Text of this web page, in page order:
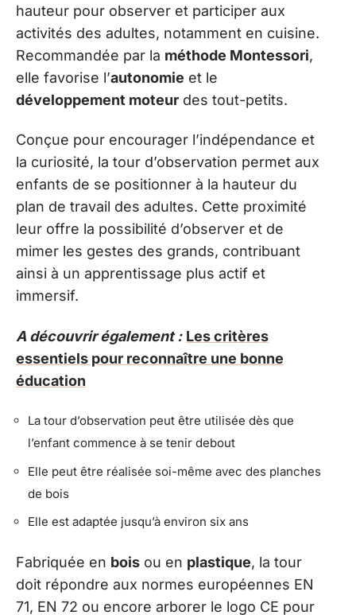
hauteur pour observer et participer aux
activités des adultes, notamment en cuisine.
Recommandée par la méthode Montessori,
elle favorise l’autonomie et le
développement moteur des tout-petits.
Conçue pour encourager l’indépendance et
la curiosité, la tour d’observation permet aux
enfants de se positionner à la hauteur du
plan de travail des adultes. Cette proximité
leur offre la possibilité d’observer et de
mimer les gestes des grands, contribuant
ainsi à un apprentissage plus actif et
immersif.
A découvrir également : Les critères
essentiels pour reconnaître une bonne
éducation
La tour d’observation peut être utilisée dès que
l’enfant commence à se tenir debout
Elle peut être réalisée soi-même avec des planches
de bois
Elle est adaptée jusqu’à environ six ans
Fabriquée en bois ou en plastique, la tour
doit répondre aux normes européennes EN
71, EN 72 ou encore arborer le logo CE pour